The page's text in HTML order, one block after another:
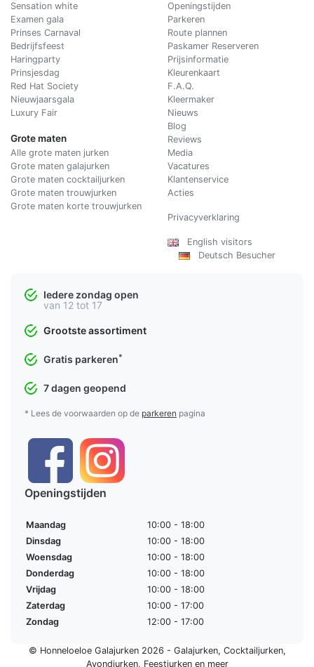
Sensation white
Examen gala
Prinses Carnaval
Bedrijfsfeest
Haringparty
Prinsjesdag
Red Hat Society
Nieuwjaarsgala
Luxury Fair
Grote maten
Alle grote maten jurken
Grote maten galajurken
Grote maten cocktailjurken
Grote maten trouwjurken
Grote maten korte trouwjurken
Openingstijden
Parkeren
Route plannen
Paskamer Reserveren
Prijsinformatie
Kleurenkaart
F.A.Q.
Kleermaker
Nieuws
Blog
Reviews
Media
Vacatures
Klantenservice
Acties
Privacyverklaring
English visitors
Deutsch Besucher
Iedere zondag open
van 12 tot 17
Grootste assortiment
Gratis parkeren*
7 dagen geopend
* Lees de voorwaarden op de parkeren pagina
Openingstijden
Maandag
10:00 - 18:00
Dinsdag
10:00 - 18:00
Woensdag
10:00 - 18:00
Donderdag
10:00 - 18:00
Vrijdag
10:00 - 18:00
Zaterdag
10:00 - 17:00
Zondag
12:00 - 17:00
© Honneloeloe Galajurken 2026 - Galajurken, Cocktailjurken,
Avondjurken, Feestjurkenen meer